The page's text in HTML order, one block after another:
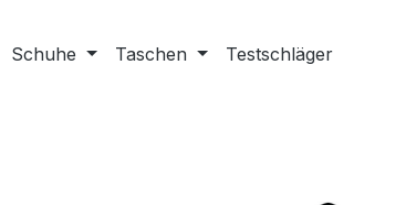
Schuhe Taschen
Testschläger